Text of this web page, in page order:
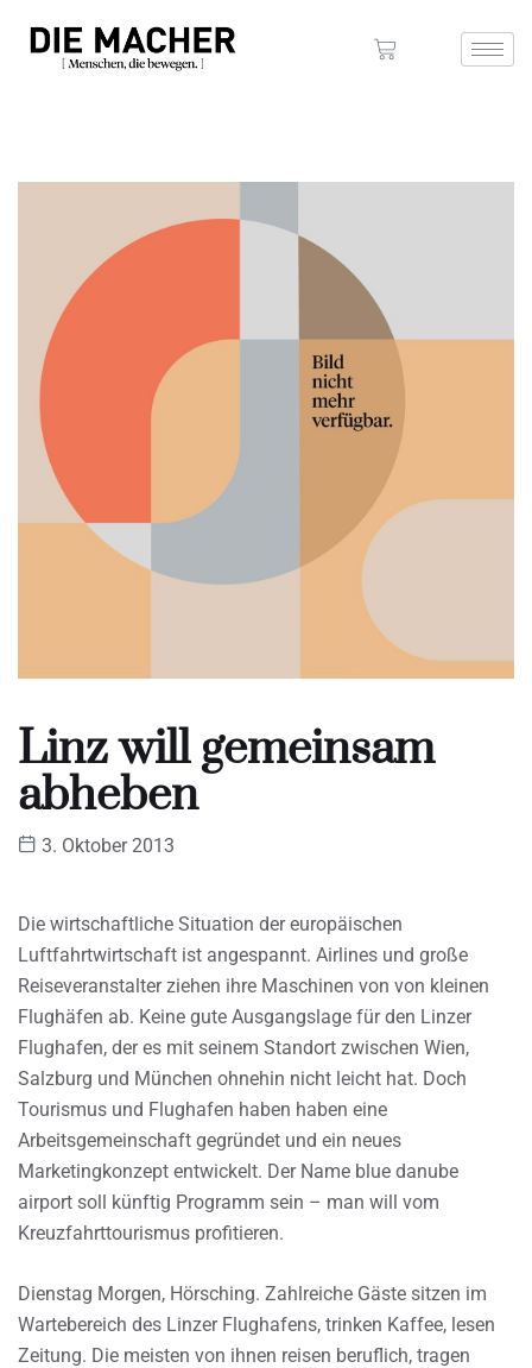
Linz will gemeinsam
abheben
3. Oktober 2013
Die wirtschaftliche Situation der europäischen
Luftfahrtwirtschaft ist angespannt. Airlines und große
Reiseveranstalter ziehen ihre Maschinen von von kleinen
Flughäfen ab. Keine gute Ausgangslage für den Linzer
Flughafen, der es mit seinem Standort zwischen Wien,
Salzburg und München ohnehin nicht leicht hat. Doch
Tourismus und Flughafen haben haben eine
Arbeitsgemeinschaft gegründet und ein neues
Marketingkonzept entwickelt. Der Name blue danube
airport soll künftig Programm sein – man will vom
Kreuzfahrttourismus profitieren.
Dienstag Morgen, Hörsching. Zahlreiche Gäste sitzen im
Wartebereich des Linzer Flughafens, trinken Kaffee, lesen
Zeitung. Die meisten von ihnen reisen beruflich, tragen